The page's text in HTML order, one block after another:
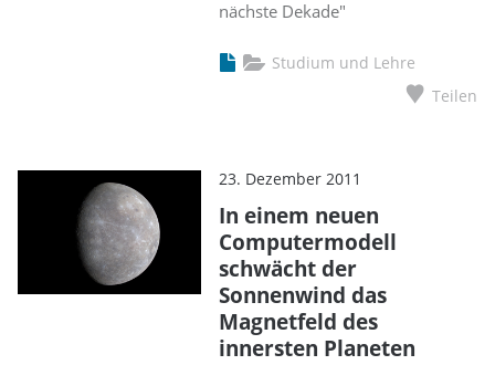
nächste Dekade"
Studium und Lehre
Teilen
23. Dezember 2011
In einem neuen
Computermodell
schwächt der
Sonnenwind das
Magnetfeld des
innersten Planeten